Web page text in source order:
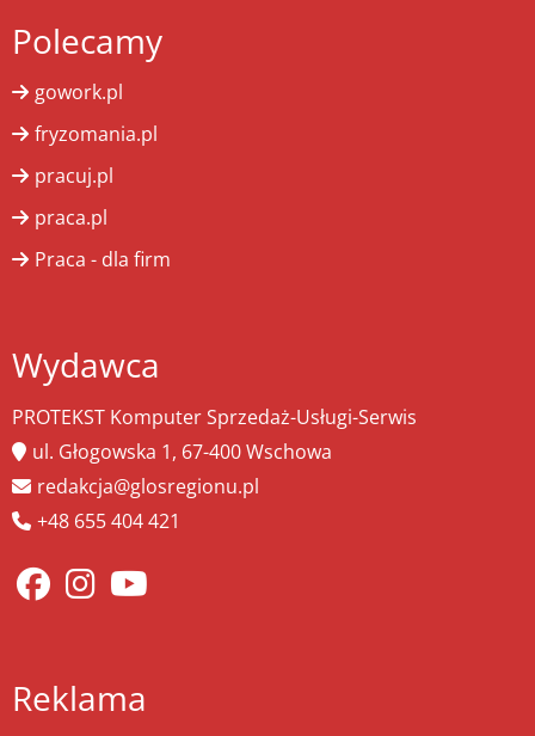
Polecamy
gowork.pl
fryzomania.pl
pracuj.pl
praca.pl
Praca - dla firm
Wydawca
PROTEKST Komputer Sprzedaż-Usługi-Serwis
ul. Głogowska 1, 67-400 Wschowa
redakcja@glosregionu.pl
+48 655 404 421
Reklama